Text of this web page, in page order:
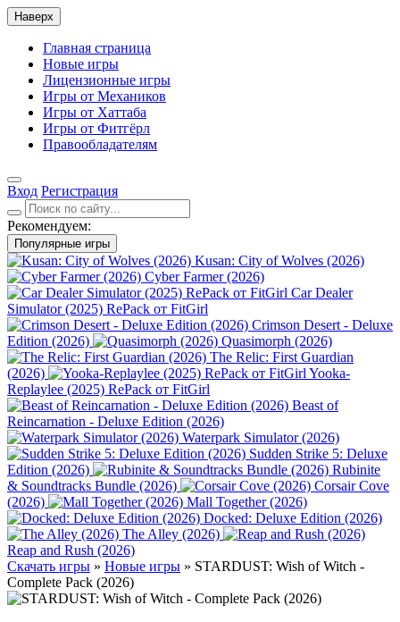
Наверх
Главная страница
Новые игры
Лицензионные игры
Игры от Механиков
Игры от Хаттаба
Игры от Фитгёрл
Правообладателям
Вход Регистрация
Рекомендуем:
Популярные игры
Kusan: City of Wolves (2026)
Cyber Farmer (2026)
Car Dealer
Simulator (2025) RePack от FitGirl
Crimson Desert - Deluxe
Edition (2026)
Quasimorph (2026)
The Relic: First Guardian
(2026)
Yooka-
Replaylee (2025) RePack от FitGirl
Beast of
Reincarnation - Deluxe Edition (2026)
Waterpark Simulator (2026)
Sudden Strike 5: Deluxe
Edition (2026)
Rubinite
& Soundtracks Bundle (2026)
Corsair Cove
(2026)
Mall Together (2026)
Docked: Deluxe Edition (2026)
The Alley (2026)
Reap and Rush (2026)
Скачать игры » Новые игры » STARDUST: Wish of Witch -
Complete Pack (2026)